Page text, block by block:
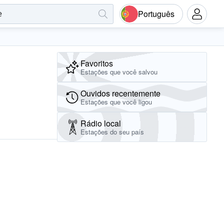
Português
Favoritos
Estações que você salvou
Ouvidos recentemente
Estações que você ligou
Rádio local
Estações do seu país